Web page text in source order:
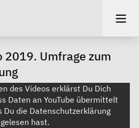
2019. Umfrage zum
des Videos erklärst Du Dich
Daten an YouTube übermittelt
Du die Datenschutzerklärung
gelesen hast.